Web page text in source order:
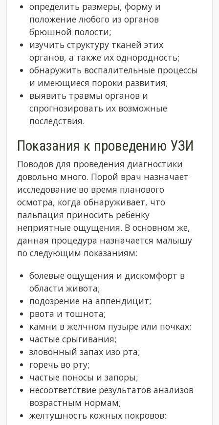
определить размеры, форму и
положение любого из органов
брюшной полости;
изучить структуру тканей этих
органов, а также их однородность;
обнаружить воспалительные процессы
и имеющиеся пороки развития;
выявить травмы органов и
спрогнозировать их возможные
последствия.
Показания к проведению УЗИ
Поводов для проведения диагностики
довольно много. Порой врач назначает
исследование во время планового
осмотра, когда обнаруживает, что
пальпация приносить ребенку
неприятные ощущения. В основном же,
данная процедура назначается малышу
по следующим показаниям:
болевые ощущения и дискомфорт в
области живота;
подозрение на аппендицит;
рвота и тошнота;
камни в желчном пузыре или почках;
частые срыгивания;
зловонный запах изо рта;
горечь во рту;
частые поносы и запоры;
несоответствие результатов анализов
возрастным нормам;
желтушность кожных покровов;